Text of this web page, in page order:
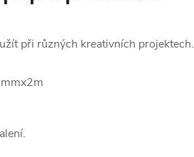
při různých kreativních projektech.